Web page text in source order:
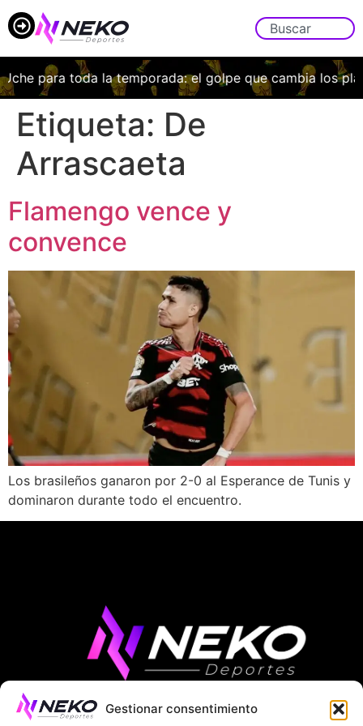
Gestionar consentimiento
para toda la temporada: el golpe que cambia los
Etiqueta: De
Arrascaeta
Flamengo vence y
convence
Los brasileños ganaron por 2-0 al Esperance de Tunis y
dominaron durante todo el encuentro.
ÚLTIMAS NOTICIAS COMPETICIONES EUROPEAS